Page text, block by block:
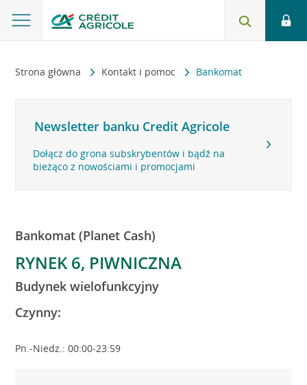
Strona główna Kontakt i pomoc Bankomat
Newsletter banku Credit Agricole
Dołącz do grona subskrybentów i bądź na
bieżąco z nowościami i promocjami
Bankomat (Planet Cash)
RYNEK 6, PIWNICZNA
Budynek wielofunkcyjny
Czynny:
Pn.-Niedz.: 00:00-23:59